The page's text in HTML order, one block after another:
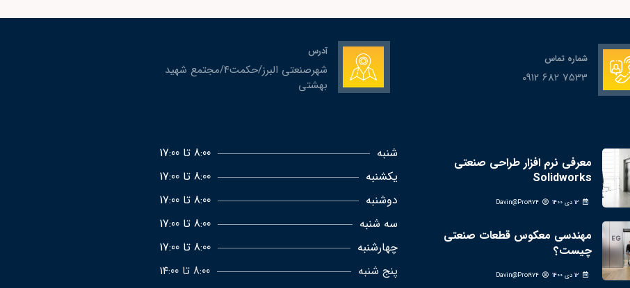
شماره تماس
7533 682 0912
آدرس
شهرصنعتی البرز/حکمت۴/مجتمع شهید
بهشتی
معرفی نرم افزار طراحی صنعتی
Solidworks
12 دی 1400 Davin@Pro1974
مهندسی معکوس قطعات صنعتی
چیست؟
12 دی 1400 Davin@Pro1974
شنبه
8:00 تا 17:00
یکشنبه
8:00 تا 17:00
دوشنبه
8:00 تا 17:00
سه شنبه
8:00 تا 17:00
چهارشنبه
8:00 تا 17:00
پنج شنبه
8:00 تا ۱۴:00